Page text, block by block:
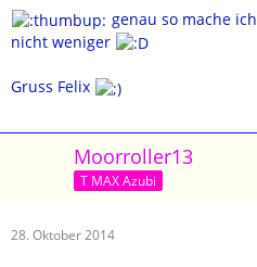
genau so mache
nicht weniger
Gruss Felix
Moorroller13
T MAX Azubi
28. Oktober 2014